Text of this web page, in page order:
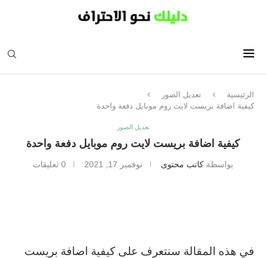
الرئيسية
تعديل الصور
كيفية اضافة بريست لايت روم موبايل دفعة واحدة
تعديل الصور
كيفية اضافة بريست لايت روم موبايل دفعة واحدة
بواسطة كاتب محتوى نوفمبر 17, 2021 0 تعليقات
في هذه المقالة سنتعرف على كيفية اضافة بريست